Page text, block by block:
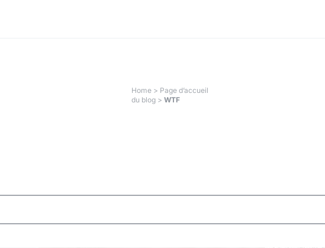
Home> Page d’accueil
du blog> WTF